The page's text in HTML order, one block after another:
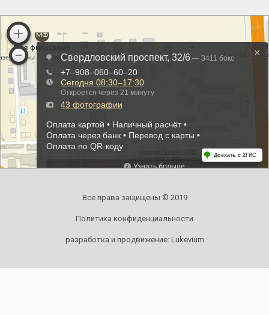
Все права защищены © 2019
Политика конфиденциальности
разработка и продвижение: Lukevium